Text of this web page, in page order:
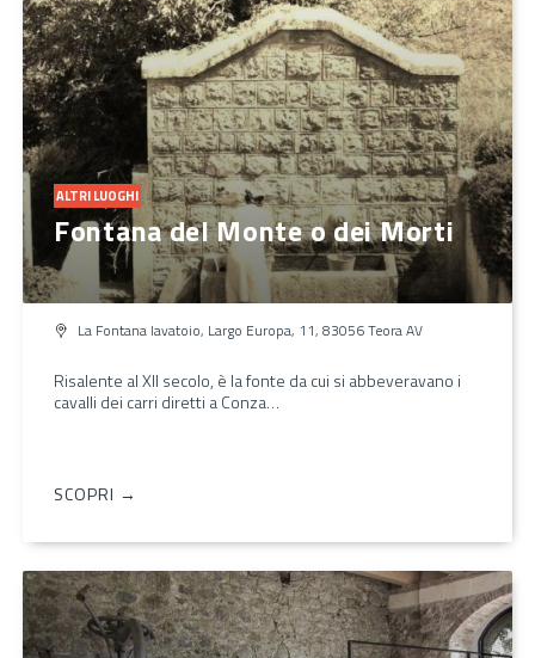
ALTRI LUOGHI
Fontana del Monte o dei Morti
La Fontana lavatoio, Largo Europa, 11, 83056 Teora AV
Risalente al XII secolo, è la fonte da cui si abbeveravano i
cavalli dei carri diretti a Conza…
SCOPRI →